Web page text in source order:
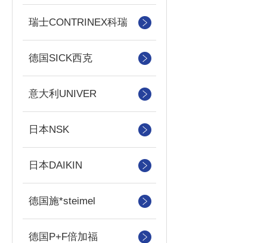
瑞士CONTRINEX科瑞
德国SICK西克
意大利UNIVER
日本NSK
日本DAIKIN
德国施*steimel
德国P+F倍加福